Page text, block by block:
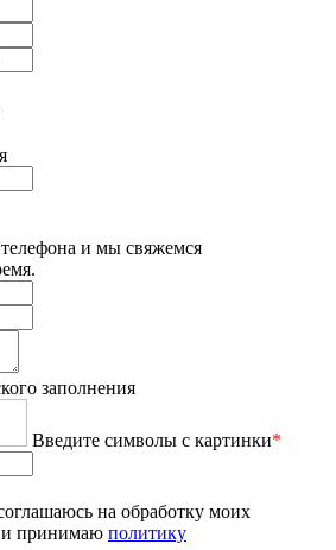
и мы свяжемся
заполнения
Введите символы с картинки*
на обработку моих
и принимаю политику